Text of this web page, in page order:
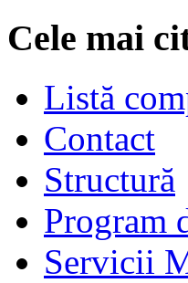
Cele mai
Listă
Contact
Structură
Program
Servicii